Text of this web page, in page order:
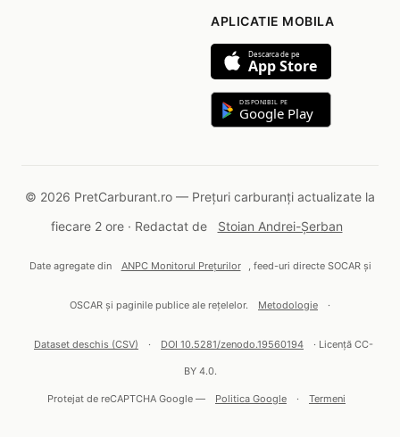
APLICATIE MOBILA
Descarca de pe
App Store
DISPONIBIL PE
Google Play
© 2026 PretCarburant.ro — Prețuri carburanți actualizate la
fiecare 2 ore · Redactat de
Stoian Andrei-Șerban
Date agregate din ANPC Monitorul Prețurilor , feed-uri directe SOCAR și
OSCAR și paginile publice ale rețelelor. Metodologie ·
Dataset deschis (CSV) · DOI 10.5281/zenodo.19560194 · Licență CC-
BY 4.0.
Protejat de reCAPTCHA Google — Politica Google · Termeni